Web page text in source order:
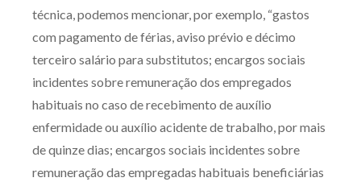
Zênite Online
Eventos presenciais
Zênite in Company
Diferenciais
Receba por RSS
técnica, podemos mencionar, por exemplo, “gastos
com pagamento de férias, aviso prévio e décimo
terceiro salário para substitutos; encargos sociais
incidentes sobre remuneração dos empregados
habituais no caso de recebimento de auxílio
enfermidade ou auxílio acidente de trabalho, por mais
de quinze dias; encargos sociais incidentes sobre
remuneração das empregadas habituais beneficiárias